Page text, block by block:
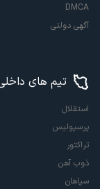
DMCA
آگهی دولتی
تیم های
استقلال
پرسپولیس
تراکتور
ذوب آهن
سپاهان